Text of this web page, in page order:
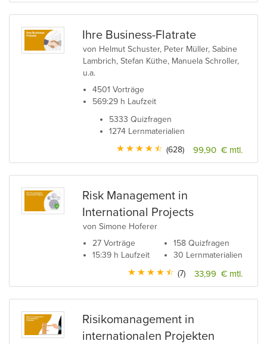
Ihre Business-Flatrate
von Helmut Schuster, Peter Müller, Sabine
Lambrich, Stefan Küthe, Manuela Schroller,
u.a.
4501 Vorträge
569:29 h Laufzeit
5333 Quizfragen
1274 Lernmaterialien
99,90 € mtl.
(628)
Risk Management in
International Projects
von Simone Hoferer
27 Vorträge
15:39 h Laufzeit
158 Quizfragen
30 Lernmaterialien
33,99 € mtl.
(7)
Risikomanagement in
internationalen Projekten